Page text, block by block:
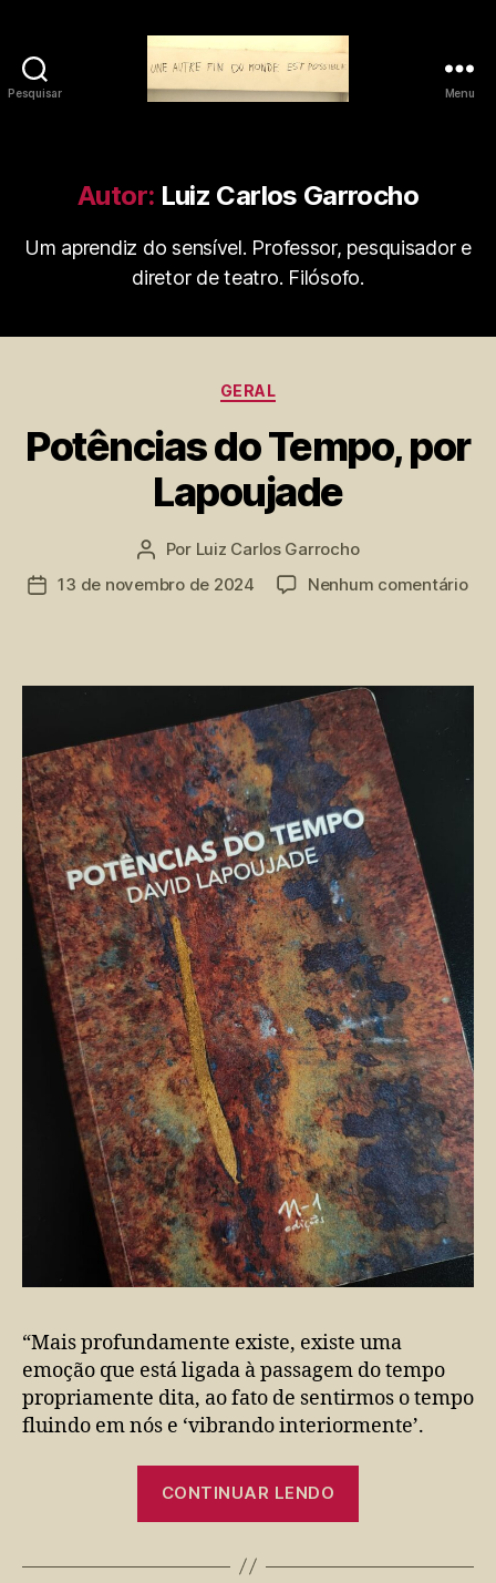
Pesquisar
»
Menu
Autor: Luiz Carlos Garrocho
Um aprendiz do sensível. Professor, pesquisador e
diretor de teatro. Filósofo.
Categorias
GERAL
Potências do Tempo, por
Lapoujade
Autor
do
Por Luiz Carlos Garrocho
Data13 de novembro de 2024 Nenhum comentárioem
“Mais profundamente existe, existe uma
emoção que está ligada à passagem do tempo
propriamente dita, ao fato de sentirmos o tempo
fluindo em nós e ‘vibrando interiormente’.
CONTINUAR LENDO
por